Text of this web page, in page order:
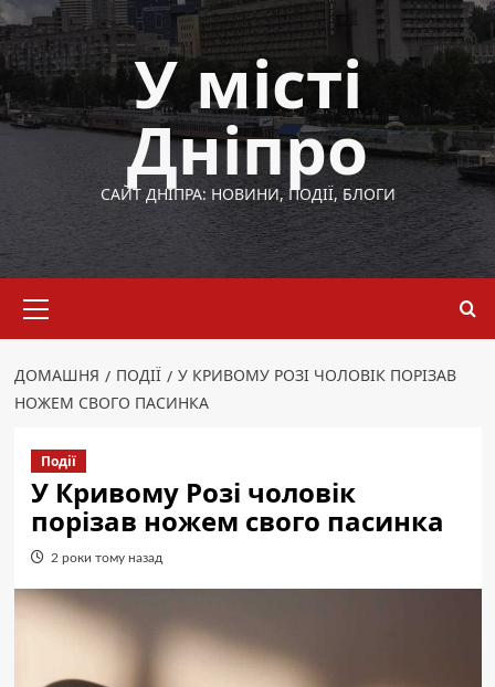
Перейти
до
вмісту
У місті
Дніпро
САЙТ ДНІПРА: НОВИНИ, ПОДІЇ, БЛОГИ
меню
ДОМАШНЯ ПОДІЇ
У КРИВОМУ РОЗІ ЧОЛОВІК ПОРІЗАВ
НОЖЕМ СВОГО ПАСИНКА
Події
У Кривому Розі чоловік
порізав ножем свого пасинка
2 роки тому назад